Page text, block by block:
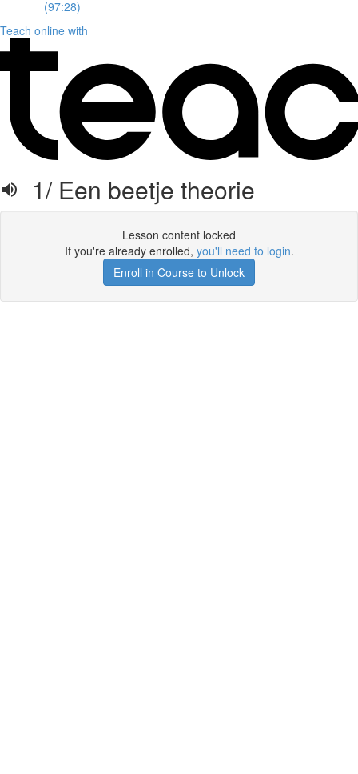
(97:28)
Teach online with
1/ Een beetje theorie
Lesson content locked
If you're already enrolled, you'll need to login.
Enroll in Course to Unlock